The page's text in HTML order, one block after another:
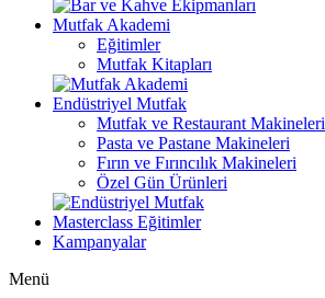
Mutfak Akademi
Eğitimler
Mutfak Kitapları
Endüstriyel Mutfak
Mutfak ve Restaurant Makineleri
Pasta ve Pastane Makineleri
Fırın ve Fırıncılık Makineleri
Özel Gün Ürünleri
Masterclass Eğitimler
Kampanyalar
Menü